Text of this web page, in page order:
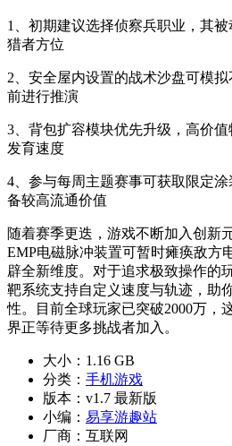
1、初期建议选择侦察兵职业，其
猎者方位
2、安全屋内设置的战术沙盘可模
前进行推演
3、背包扩容模块优先升级，高价
发育速度
4、参与每周主题赛事可获取限定
备较高流通价值
随着赛季更迭，游戏不断加入创新
EMP电磁脉冲装置可暂时瘫痪敌方
辟全新维度。对于追求极致操作的
靶系统支持自定义速度与轨迹，助
性。目前全球玩家已突破2000万，
界正等待更多挑战者加入。
大小： 1.16 GB
分类： 手机游戏
版本： v1.7 最新版
小编： 易享游趣站
厂商： 互联网